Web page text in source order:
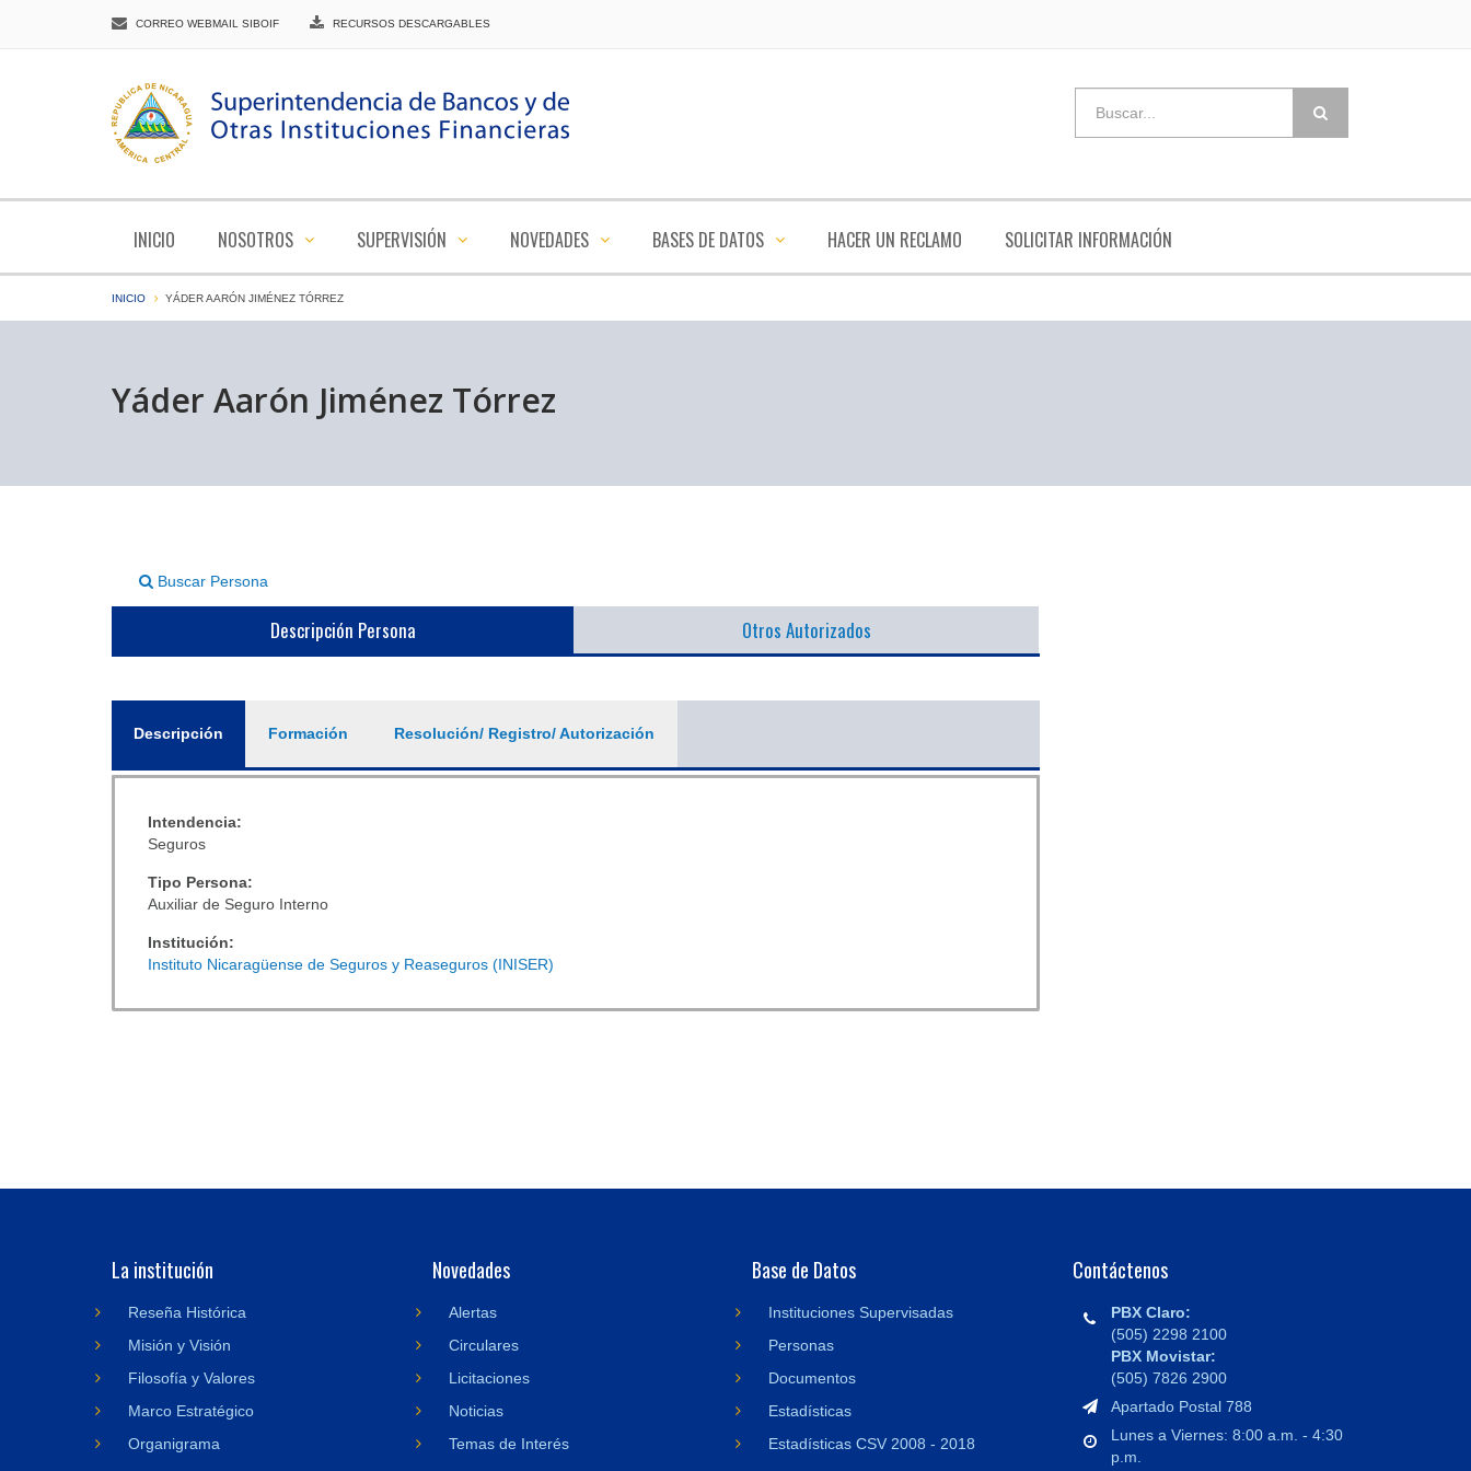
CORREO WEBMAIL SIBOIF RECURSOS DESCARGABLES
INICIO NOSOTROS SUPERVISIÓN NOVEDADES BASES DE DATOS HACER UN RECLAMO SOLICITAR INFORMACIÓN
INICIO YÁDER AARÓN JIMÉNEZ TÓRREZ
Yáder Aarón Jiménez Tórrez
Buscar Persona
Descripción Persona Otros Autorizados
Descripción (solapaFormación Resolución/ Registro/ Autorización
Intendencia:
Seguros
Tipo Persona:
Auxiliar de Seguro Interno
Institución:
Instituto Nicaragüense de Seguros y Reaseguros (INISER)
La institución
Reseña Histórica
Misión y Visión
Filosofía y Valores
Marco Estratégico
Organigrama
Novedades
Alertas
Circulares
Licitaciones
Noticias
Temas de Interés
Base de Datos
Instituciones Supervisadas
Personas
Documentos
Estadísticas
Estadísticas CSV 2008 - 2018
Contáctenos
PBX Claro:
(505) 2298 2100
PBX Movistar:
(505) 7826 2900
Apartado Postal 788
Lunes a Viernes: 8:00 a.m. - 4:30
p.m.